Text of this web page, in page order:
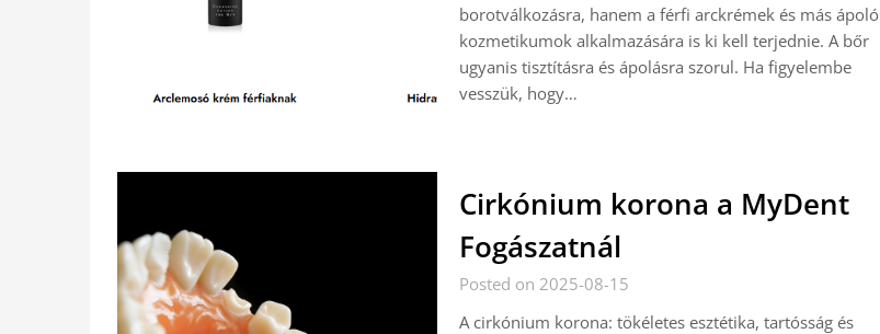
borotválkozásra, hanem a férfi arckrémek és más ápoló
kozmetikumok alkalmazására is ki kell terjednie. A bőr
ugyanis tisztításra és ápolásra szorul. Ha figyelembe
vesszük, hogy…
Cirkónium korona a MyDent
Fogászatnál
Posted on 2025-08-15
A cirkónium korona: tökéletes esztétika, tartósság és